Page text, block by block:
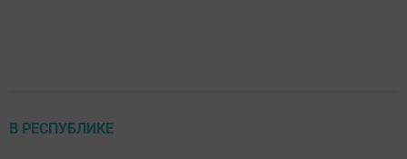
В РЕСПУБЛИКЕ